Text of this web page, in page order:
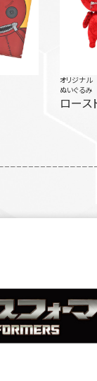
オリジナル
ぬいぐるみ
ロース